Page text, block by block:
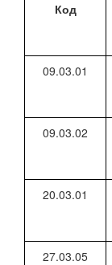
Код
09.03.01
09.03.02
20.03.01
27.03.05